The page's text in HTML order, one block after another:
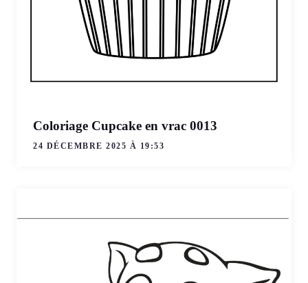
Coloriage Cupcake en vrac 0013
24 DÉCEMBRE 2025 À 19:53